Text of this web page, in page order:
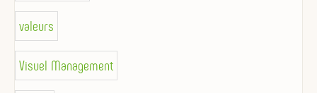
valeurs
Visuel Management